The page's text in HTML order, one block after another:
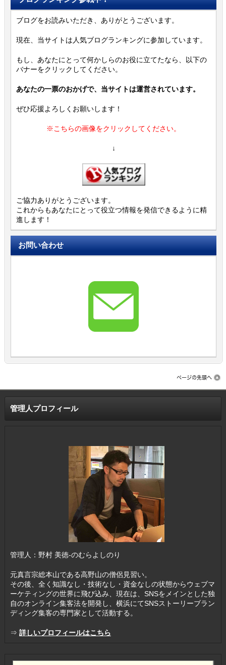
ブログをお読みいただき、ありがとうございます。
現在、当サイトは人気ブログランキングに参加しています。
もし、あなたにとって何かしらのお役に立てたなら、以下の
バナーをクリックしてください。
あなたの一票のおかげで、当サイトは運営されています。
ぜひ応援よろしくお願いします！
※こちらの画像をクリックしてください。
↓
ご協力ありがとうございます。
これからもあなたにとって役立つ情報を発信できるように精
進します！
お問い合わせ
管理人プロフィール
管理人：野村 美徳-のむらよしのり
元真言宗総本山である高野山の僧侶見習い。
その後、全く知識なし・技術なし・資金なしの状態からウェブマ
ーケティングの世界に飛び込み、現在は、SNSをメインとした独
自のオンライン集客法を開発し、横浜にてSNSストーリーブラン
ディング集客の専門家として活動する。
⇒ 詳しいプロフィールはこちら